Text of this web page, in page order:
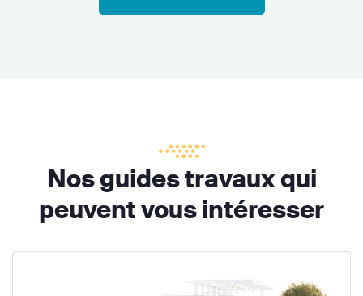
Nos guides travaux qui
peuvent vous intéresser